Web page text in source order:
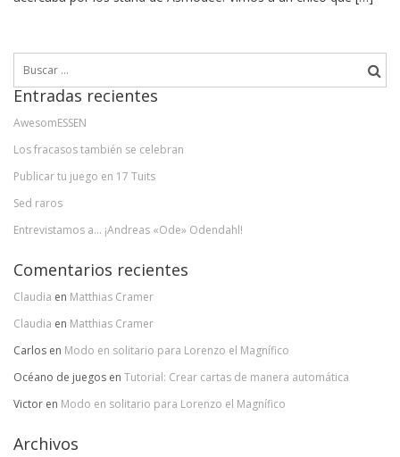
Entradas recientes
AwesomESSEN
Los fracasos también se celebran
Publicar tu juego en 17 Tuits
Sed raros
Entrevistamos a… ¡Andreas «Ode» Odendahl!
Comentarios recientes
Claudia en Matthias Cramer
Claudia en Matthias Cramer
Carlos en Modo en solitario para Lorenzo el Magnífico
Océano de juegos en Tutorial: Crear cartas de manera automática
Victor en Modo en solitario para Lorenzo el Magnífico
Archivos